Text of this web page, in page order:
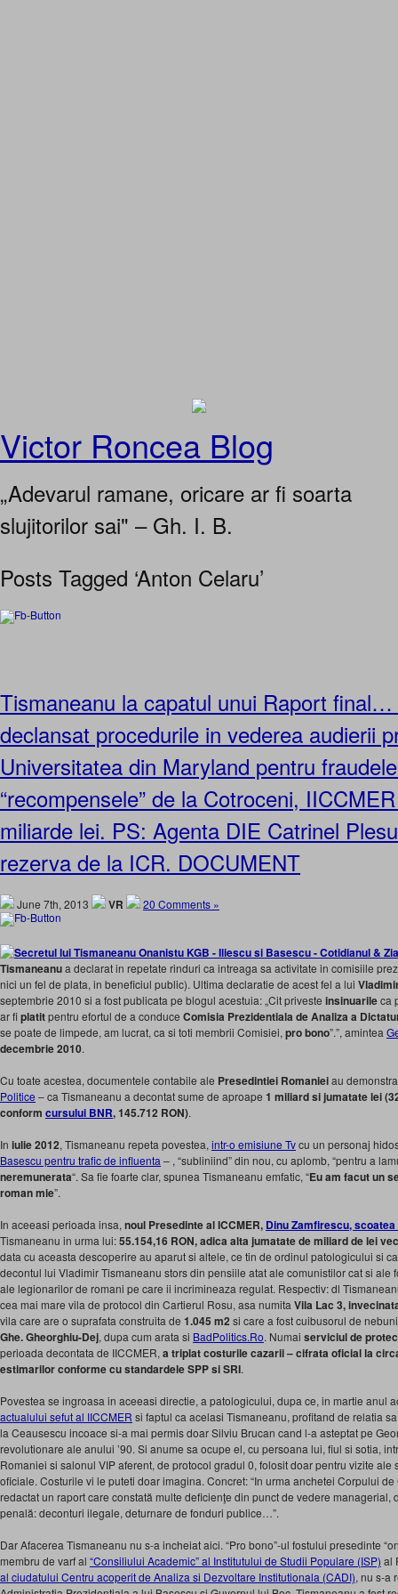
Victor Roncea Blog
„Adevarul ramane, oricare ar fi soarta
slujitorilor sai" – Gh. I. B.
Posts Tagged ‘Anton Celaru’
Tismaneanu la capatul unui Raport
declansat procedurile in vederea audierii
Universitatea din Maryland pentru
“recompensele” de la Cotroceni,
miliarde lei. PS: Agenta DIE Catrinel
rezerva de la ICR. DOCUMENT
June 7th, 2013 VR 20 Comments »
Tismaneanua declarat in repetate rinduri ca intreaga sa activitate in comisiile
nici un fel de plata, in beneficiul public). Ultima declaratie de acest fel a lui
septembrie 2010 si a fost publicata pe blogul acestuia: „Cit priveste insinuarileca
ar fiplatitpentru efortul de a conduce Comisia Prezidentiala de Analiza a
se poate de limpede, am lucrat, ca si toti membrii Comisiei, pro bono”.”, amintea
decembrie 2010.
Cu toate acestea, documentele contabile ale Presedintiei Romanieiau
Politice – ca Tismaneanu a decontat sume de aproape 1 miliard si jumatate lei
conform cursului BNR, 145.712 RON).
In iulie 2012, Tismaneanu repeta povestea, intr-o emisiune Tvcu un personaj
Basescu pentru trafic de influenta – , “subliniind” din nou, cu aplomb, “pentru a
neremunerata“. Sa fie foarte clar, spunea Tismaneanu emfatic, “Eu am facut un
roman mie”.
In aceeasi perioada insa, noul Presedinte al ICCMER, Dinu Zamfirescu,
Tismaneanu in urma lui:55.154,16 RON, adica alta jumatate de miliard de lei
data cu aceasta descoperire au aparut si altele, ce tin de ordinul patologicului si
decontul lui Vladimir Tismaneanu stors din pensiile atat ale comunistilor cat si ale
ale legionarilor de romani pe care ii incrimineaza regulat. Respectiv: dl
cea mai mare vila de protocol din Cartierul Rosu, asa numita Vila Lac 3,
vila care are o suprafata construita de 1.045 m2 si care a fost cuibusorul de
Ghe. Gheorghiu-Dej, dupa cum arata si BadPolitics.Ro. Numai serviciul de
perioada decontata de IICCMER, a triplat costurile cazarii – cifrata oficial la
estimarilor conforme cu standardele SPP si SRI.
Povestea se ingroasa in aceeasi directie, a patologicului, dupa ce, in martie anul
actualului sefut al IICCMER si faptul ca acelasi Tismaneanu, profitand de relatia
la Ceausescu incoace si-a mai permis doar Silviu Brucan cand l-a asteptat pe
revolutionare ale anului ’90. Si anume sa ocupe el, cu persoana lui, fiul si sotia,
Romaniei si salonul VIP aferent, de protocol gradul 0, folosit doar pentru vizite
oficiale. Costurile vi le puteti doar imagina. Concret: “In urma anchetei Corpului
redactat un raport care constată multe deficienţe din punct de vedere managerial,
penală: deconturi ilegale, deturnare de fonduri publice…”.
Dar Afacerea Tismaneanu nu s-a incheiat aici. “Pro bono”-ul fostului presedinte
membru de varf al “Consiliului Academic” al Institutului de Studii Populare (ISP) al
al ciudatului Centru acoperit de Analiza si Dezvoltare Institutionala (CADI), nu s-a